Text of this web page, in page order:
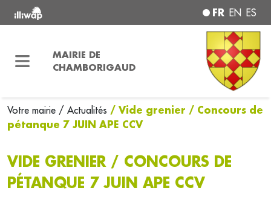
FR EN ES
MAIRIE DE
CHAMBORIGAUD
Votre mairie / Actualités / Vide grenier / Concours de
pétanque 7 JUIN APE CCV
VIDE GRENIER / CONCOURS DE
PÉTANQUE 7 JUIN APE CCV